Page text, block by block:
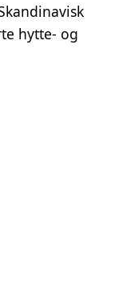
hytte- og